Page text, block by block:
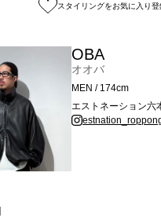
スタイリングをお気に入り登
OBA
オオバ
MEN / 174cm
エストネーション六